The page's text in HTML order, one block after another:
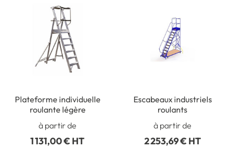
Plateforme individuelle
roulante légère
à partir de
1 131,00 € HT
Escabeaux industriels
roulants
à partir de
2 253,69 € HT